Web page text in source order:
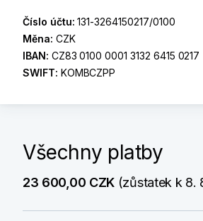
Číslo účtu:131-3264150217/0100
Měna: CZK
IBAN: CZ83 0100 0001 3132 6415 0217
SWIFT: KOMBCZPP
Všechny platby
23 600,00 CZK (zůstatek k 8.